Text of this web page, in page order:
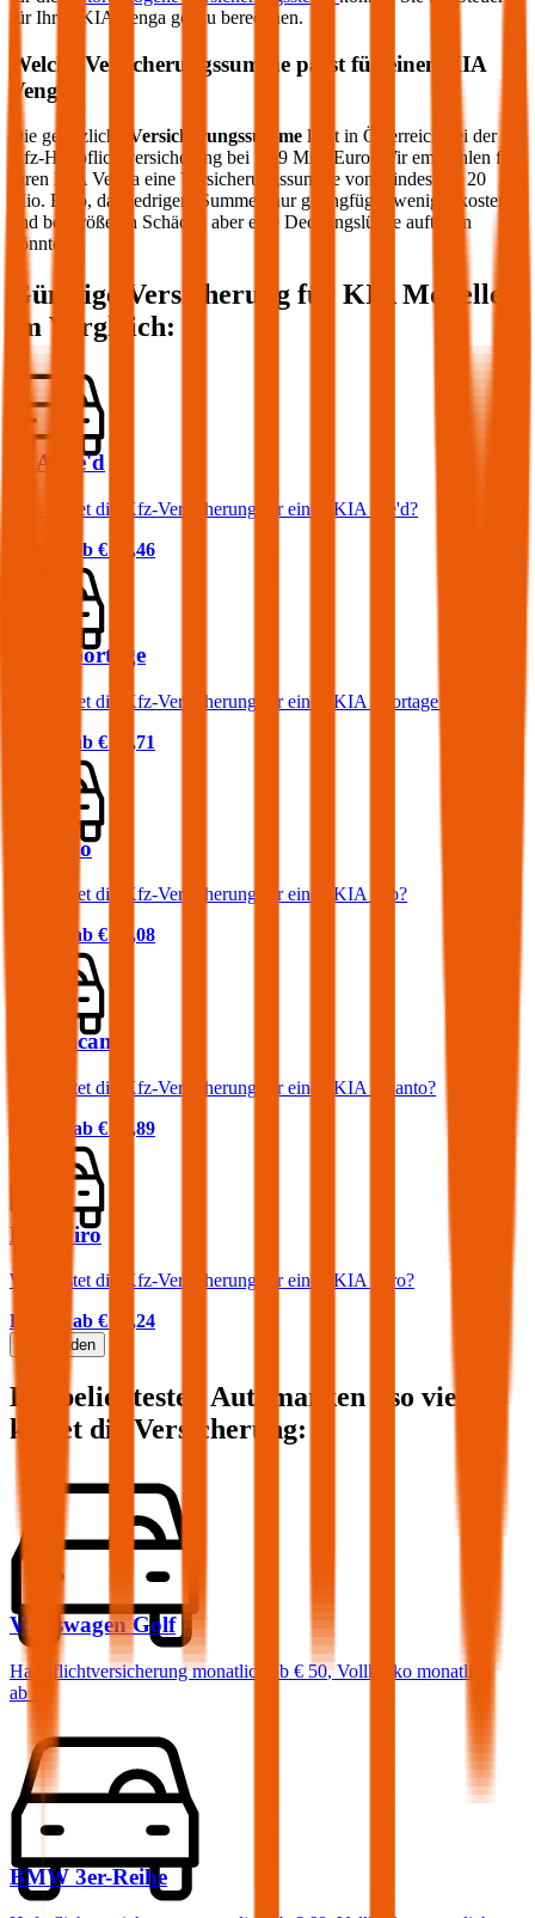
für Ihren
KIA Venga genau berechnen.
Welche Versicherungssumme passt für einen
KIA
Venga
Die gesetzliche Versicherungssumme liegt in Österreich bei der
Kfz-Haftpflichtversicherung bei 7,79 Mio. Euro. Wir empfehlen für
Ihren KIA Venga eine Versicherungssumme von mindestens 20
Mio. Euro, da niedrigere Summen nur geringfügig weniger kosten
und bei größeren Schäden aber eine Deckungslücke auftreten
könnte.
Günstige Versicherung für KIAModelle
im Vergleich:
KIA cee'd
Was kostet die Kfz-Versicherung für einen KIA cee'd?
Prämie ab € 46,46
KIA Sportage
Was kostet die Kfz-Versicherung für einen KIA Sportage?
Prämie ab € 64,71
KIA Rio
Was kostet die Kfz-Versicherung für einen KIA Rio?
Prämie ab € 37,08
KIA Picanto
Was kostet die Kfz-Versicherung für einen KIA Picanto?
Prämie ab € 37,89
KIA Niro
Was kostet die Kfz-Versicherung für einen KIA Niro?
Prämie ab € 35,24
Mehr laden
Die beliebtesten Automarken - so viel
kostet die Versicherung:
Volkswagen Golf
Haftpflichtversicherung monatlich ab € 50,Vollkasko monatlich
ab …
BMW 3er-Reihe